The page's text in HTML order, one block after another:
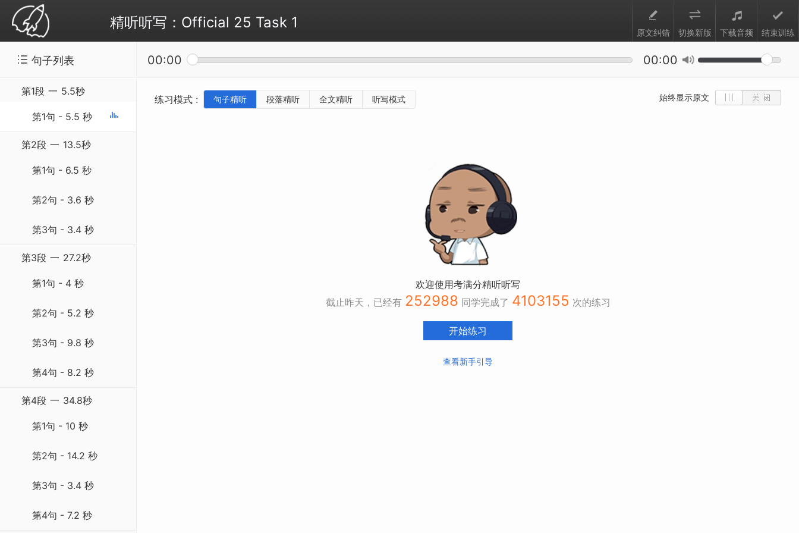
精听听写：Official 25 Task 1
原文纠错 切换新版 下载音频 结束训练
句子列表 00:00 00:00
第1段 一 5.5秒
第1句 - 5.5 秒
第2段 一 13.5秒
第1句 - 6.5 秒
第2句 - 3.6 秒
第3句 - 3.4 秒
第3段 一 27.2秒
第1句 - 4 秒
第2句 - 5.2 秒
第3句 - 9.8 秒
第4句 - 8.2 秒
第4段 一 34.8秒
第1句 - 10 秒
第2句 - 14.2 秒
第3句 - 3.4 秒
第4句 - 7.2 秒
始终显示原文
练习模式 : 句子精听 段落精听 全文精听 听写模式
欢迎使用考满分精听听写
截止昨天，已经有 252988 同学完成了 4103155 次的练习
开始练习
查看新手引导